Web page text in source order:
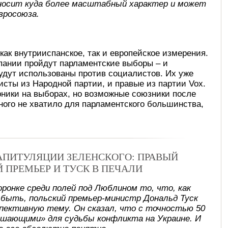
куда более масштабный характер и может
внутрииспанское, так и европейское измерения.
пройдут парламентские выборы – и
использованы против социалистов. Их уже
из Народной партии, и правые из партии Vox.
на выборах, но возможные союзники после
не хватило для парламентского большинства,
ЗЕЛЕНСКОГО: ПРАВЫЙ
ПРЕМЬЕР И ТУСК В ПЕЧАЛИ
среди полей под Люблином то, что, как
польский премьер-министр Дональд Туск
тему. Он сказал, что с точностью 50
для судьбы конфликта на Украине. И